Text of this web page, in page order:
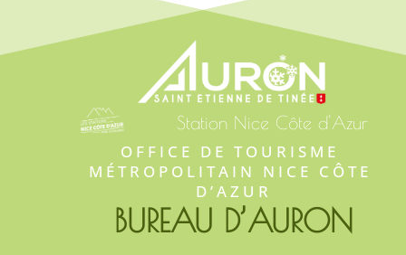
Station Nice Côte d'Azur
OFFICE DE TOURISME
MÉTROPOLITAIN NICE CÔTE
D’AZUR
BUREAU D’AURON